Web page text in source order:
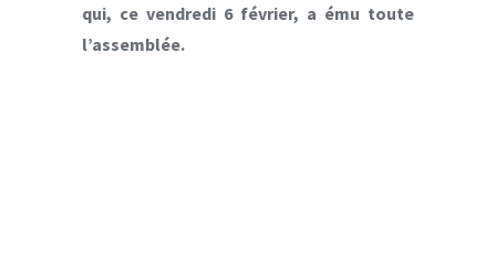
qui, ce vendredi 6 février, a ému toute
l’assemblée.